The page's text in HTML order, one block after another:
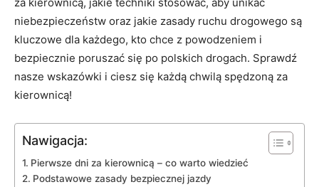
niebezpieczeństw oraz jakie zasady ruchu drogowego są
‍kluczowe​ dla⁢ każdego, ⁢kto chce z powodzeniem i
bezpiecznie poruszać się po polskich drogach.​ Sprawdź
nasze⁤ wskazówki⁢ i ciesz się każdą chwilą spędzoną za
kierownicą!
Nawigacja:
Pierwsze⁤ dni za kierownicą – co warto wiedzieć
Podstawowe zasady bezpiecznej jazdy